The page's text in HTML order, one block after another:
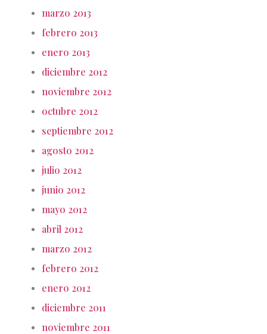
marzo 2013
febrero 2013
enero 2013
diciembre 2012
noviembre 2012
octubre 2012
septiembre 2012
agosto 2012
julio 2012
junio 2012
mayo 2012
abril 2012
marzo 2012
febrero 2012
enero 2012
diciembre 2011
noviembre 2011